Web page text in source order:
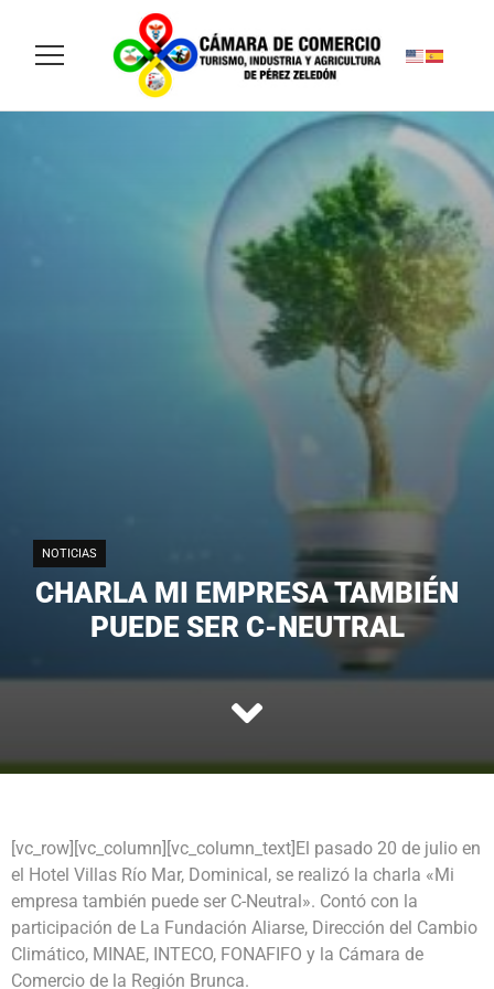
NOTICIAS
CHARLA MI EMPRESA TAMBIÉN
PUEDE SER C-NEUTRAL
[vc_row][vc_column][vc_column_text]El pasado 20 de julio en
el Hotel Villas Río Mar, Dominical, se realizó la charla «Mi
empresa también puede ser C-Neutral». Contó con la
participación de La Fundación Aliarse, Dirección del Cambio
Climático, MINAE, INTECO, FONAFIFO y la Cámara de
Comercio de la Región Brunca.